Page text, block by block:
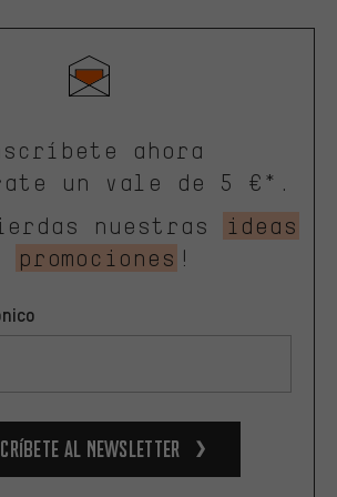
ahora
un vale de 5 €*.
nuestras
ideas
promociones !
al newsletter